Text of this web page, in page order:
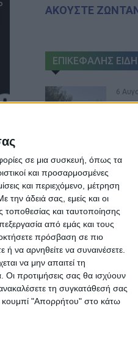
σε μια συσκευή, όπως τα
και προσαρμοσμένες
και περιεχόμενο, μέτρηση
την άδειά σας, εμείς και οι
τοποθεσίας και ταυτοποίησης
από εμάς και τους
πρόσβαση σε πιο
ή να αρνηθείτε να συναινέσετε.
να μην απαιτεί τη
Οι προτιμήσεις σας θα ισχύουν
τη συγκατάθεσή σας
κουμπί "Απορρήτου" στο κάτω
ΑΚΟΥΣΤΕ
ΕΠΙΚΕΦΑΛΗΣ
6
6
6
5